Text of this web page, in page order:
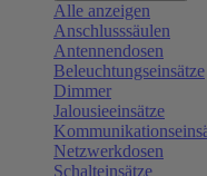
Alle anzeigen
Anschlusssäulen
Antennendosen
Beleuchtungseinsätze
Dimmer
Jalousieeinsätze
Netzwerkdosen
Schalteinsätze